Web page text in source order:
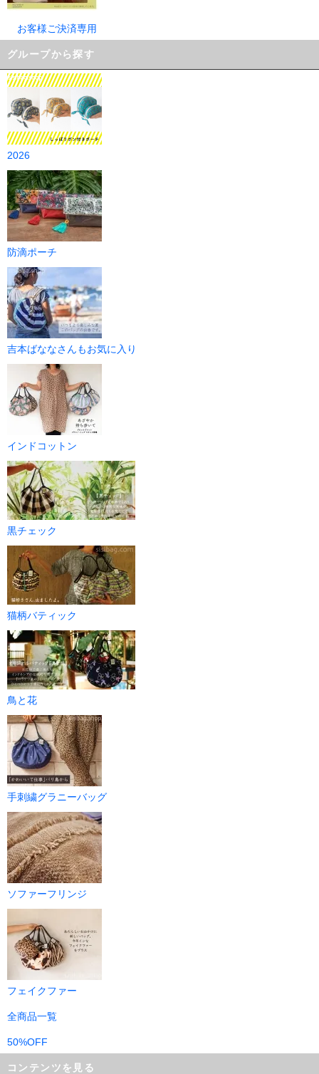
お客様ご決済専用
グループから探す
2026
防滴ポーチ
吉本ばななさんもお気に入り
インドコットン
黒チェック
猫柄バティック
鳥と花
手刺繍グラニーバッグ
ソファーフリンジ
フェイクファー
全商品一覧
50%OFF
コンテンツを見る